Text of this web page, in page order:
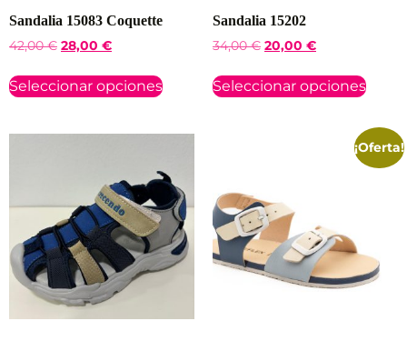
Sandalia 15083 Coquette
42,00€ 28,00 €
Seleccionar opciones
Sandalia 15202
34,00€ 20,00 €
Seleccionar opciones
¡Oferta!